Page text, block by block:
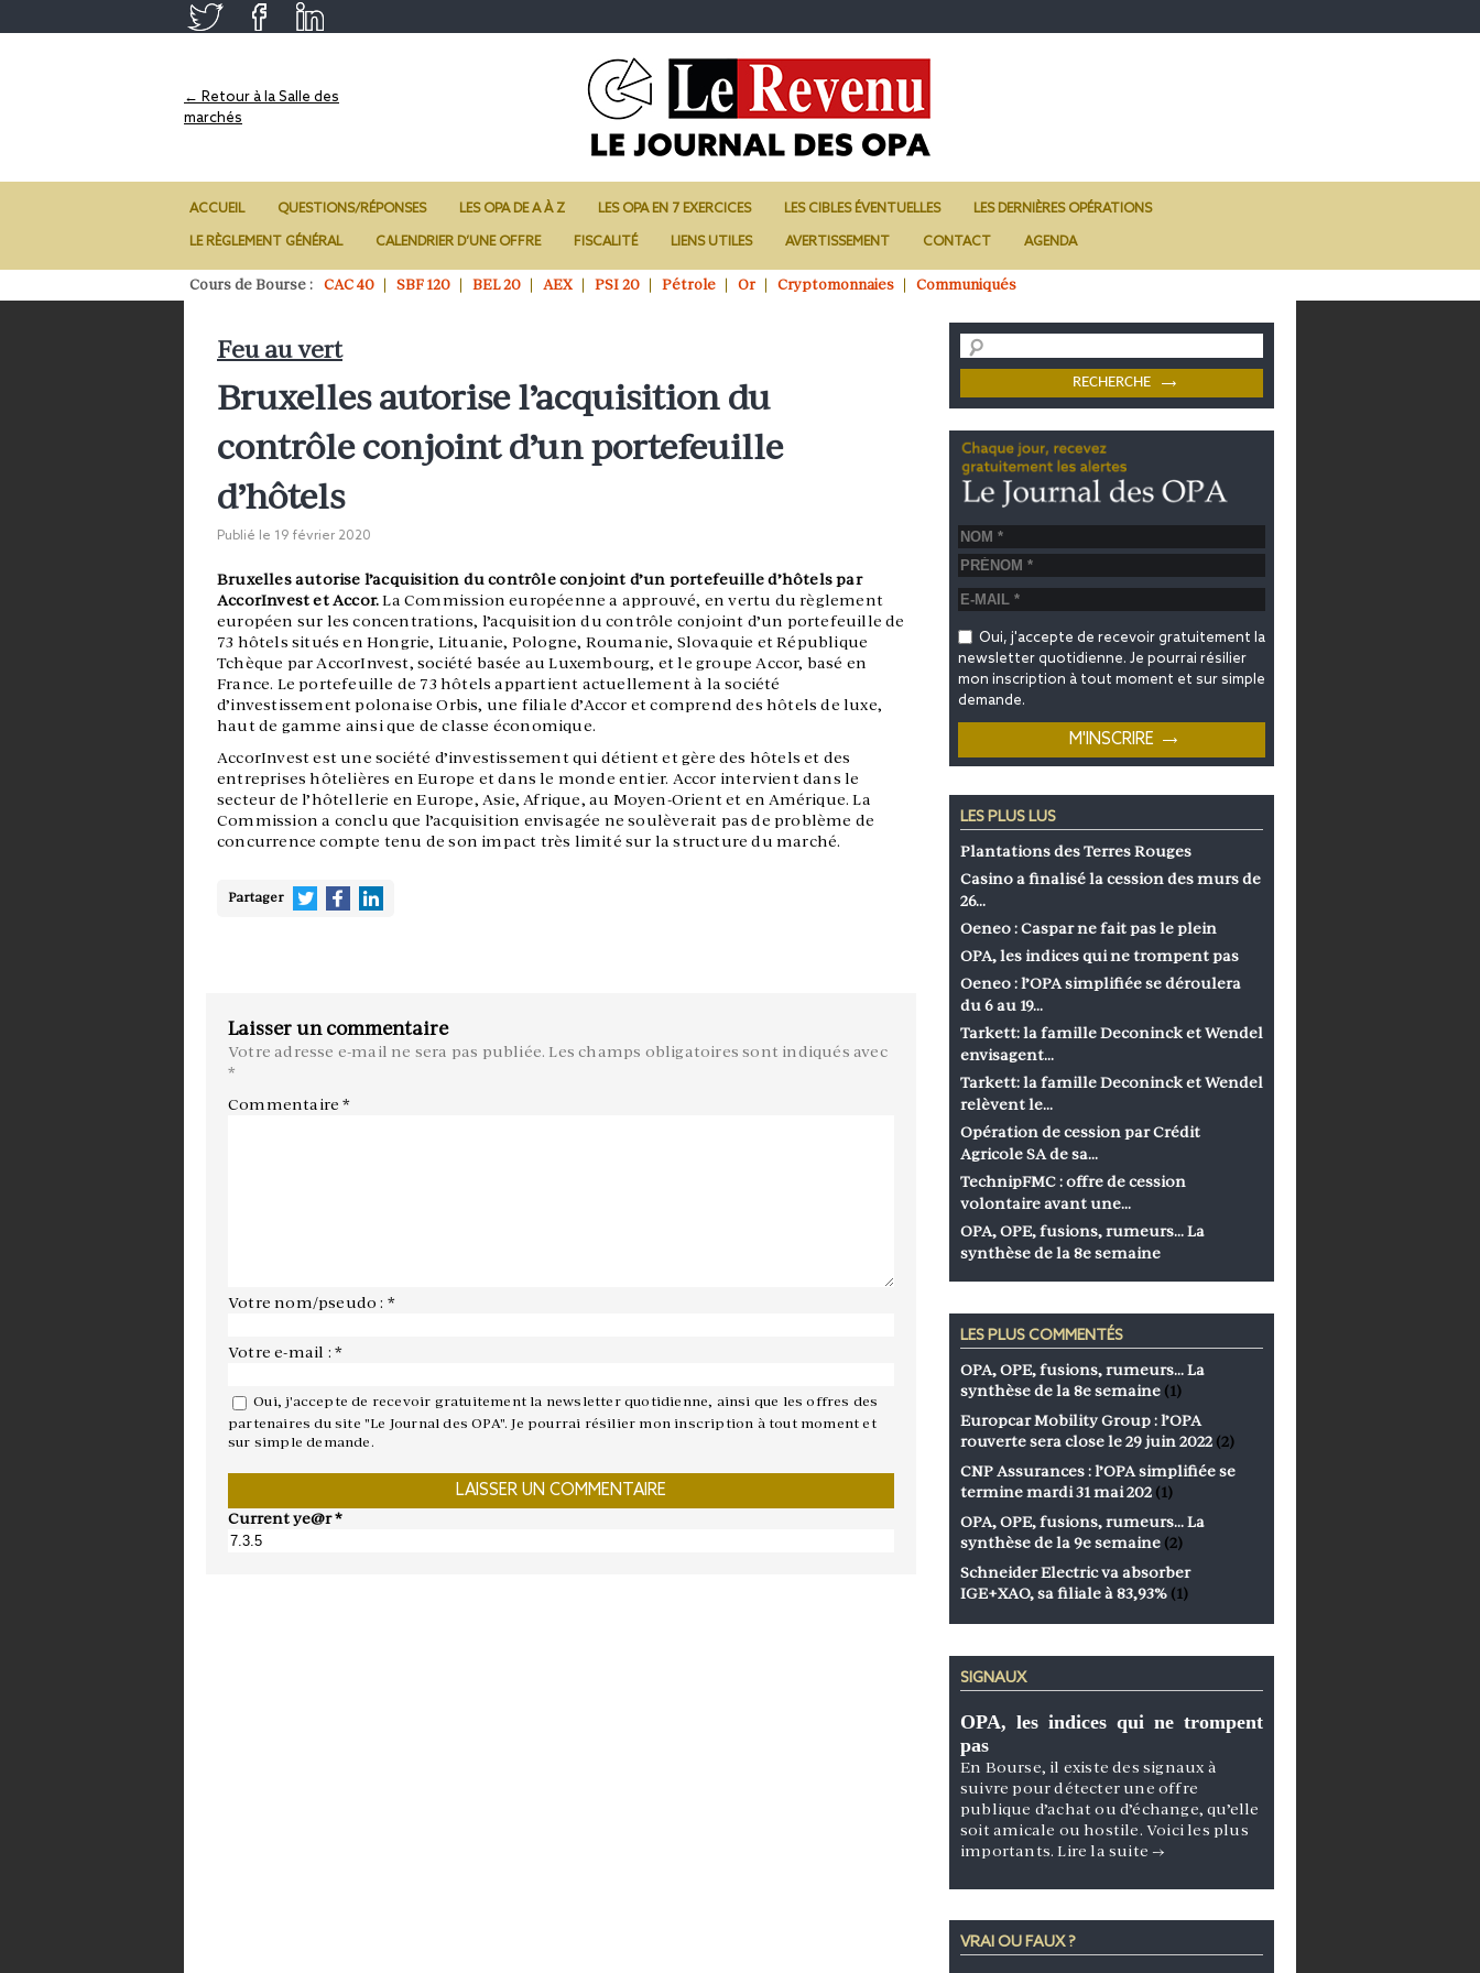
← Retour à la Salle des
marchés
ACCUEIL QUESTIONS/RÉPONSES LES OPA DE A À Z LES OPA EN 7 EXERCICES LES CIBLES ÉVENTUELLES LES DERNIÈRES OPÉRATIONS
LE RÈGLEMENT GÉNÉRAL CALENDRIER D’UNE OFFRE FISCALITÉ LIENS UTILES AVERTISSEMENT CONTACT AGENDA
Cours de Bourse : CAC 40 SBF 120 BEL 20 AEX PSI 20 Pétrole Or Cryptomonnaies Communiqués
Feu au vert
Bruxelles autorise l’acquisition du
contrôle conjoint d’un portefeuille
d’hôtels
Publié le 19 février 2020
Bruxelles autorise l’acquisition du contrôle conjoint d’un portefeuille d’hôtels par
AccorInvest et Accor.La Commission européenne a approuvé, en vertu du règlement
européen sur les concentrations, l’acquisition du contrôle conjoint d’un portefeuille de
73 hôtels situés en Hongrie, Lituanie, Pologne, Roumanie, Slovaquie et République
Tchèque par AccorInvest, société basée au Luxembourg, et le groupe Accor, basé en
France. Le portefeuille de 73 hôtels appartient actuellement à la société
d’investissement polonaise Orbis, une filiale d’Accor et comprend des hôtels de luxe,
haut de gamme ainsi que de classe économique.
AccorInvest est une société d’investissement qui détient et gère des hôtels et des
entreprises hôtelières en Europe et dans le monde entier. Accor intervient dans le
secteur de l’hôtellerie en Europe, Asie, Afrique, au Moyen-Orient et en Amérique. La
Commission a conclu que l’acquisition envisagée ne soulèverait pas de problème de
concurrence compte tenu de son impact très limité sur la structure du marché.
Partager
Laisser un commentaire
Votre adresse e-mail ne sera pas publiée. Les champs obligatoires sont indiqués avec
*
Commentaire*
Votre nom/pseudo : *
Votre e-mail : *
Oui, j'accepte de recevoir gratuitement la newsletter quotidienne, ainsi que les offres des
partenaires du site "Le Journal des OPA". Je pourrai résilier mon inscription à tout moment et
sur simple demande.
Current ye@r*
Oui, j'accepte de recevoir gratuitement la
newsletter quotidienne. Je pourrai résilier
mon inscription à tout moment et sur simple
demande.
LES PLUS LUS
Plantations des Terres Rouges
Casino a finalisé la cession des murs de
26…
Oeneo : Caspar ne fait pas le plein
OPA, les indices qui ne trompent pas
Oeneo : l’OPA simplifiée se déroulera
du 6 au 19…
Tarkett: la famille Deconinck et Wendel
envisagent…
Tarkett: la famille Deconinck et Wendel
relèvent le…
Opération de cession par Crédit
Agricole SA de sa…
TechnipFMC : offre de cession
volontaire avant une…
OPA, OPE, fusions, rumeurs… La
synthèse de la 8e semaine
LES PLUS COMMENTÉS
OPA, OPE, fusions, rumeurs… La
synthèse de la 8e semaine (1)
Europcar Mobility Group : l’OPA
rouverte sera close le 29 juin 2022 (2)
CNP Assurances : l’OPA simplifiée se
termine mardi 31 mai 202 (1)
OPA, OPE, fusions, rumeurs… La
synthèse de la 9e semaine (2)
Schneider Electric va absorber
IGE+XAO, sa filiale à 83,93% (1)
SIGNAUX
OPA, les indices qui ne trompent
pas
En Bourse, il existe des signaux à
suivre pour détecter une offre
publique d’achat ou d’échange, qu’elle
soit amicale ou hostile. Voici les plus
importants.Lire la suite →
VRAI OU FAUX ?